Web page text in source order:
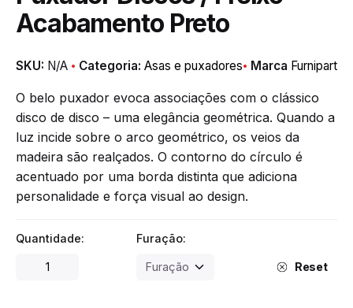
Acabamento Preto
SKU: N/A Categoria: Asas e puxadores Marca Furnipart
O belo puxador evoca associações com o clássico
disco de disco – uma elegância geométrica. Quando a
luz incide sobre o arco geométrico, os veios da
madeira são realçados. O contorno do círculo é
acentuado por uma borda distinta que adiciona
personalidade e força visual ao design.
Quantidade:
Puxador
Furação:
Reset